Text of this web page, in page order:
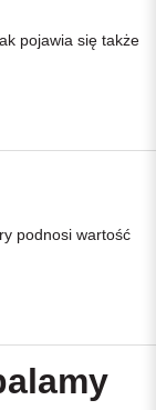
pojawia się także
podnosi wartość